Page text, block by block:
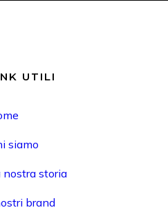
UTILI
siamo
nostra storia
brand